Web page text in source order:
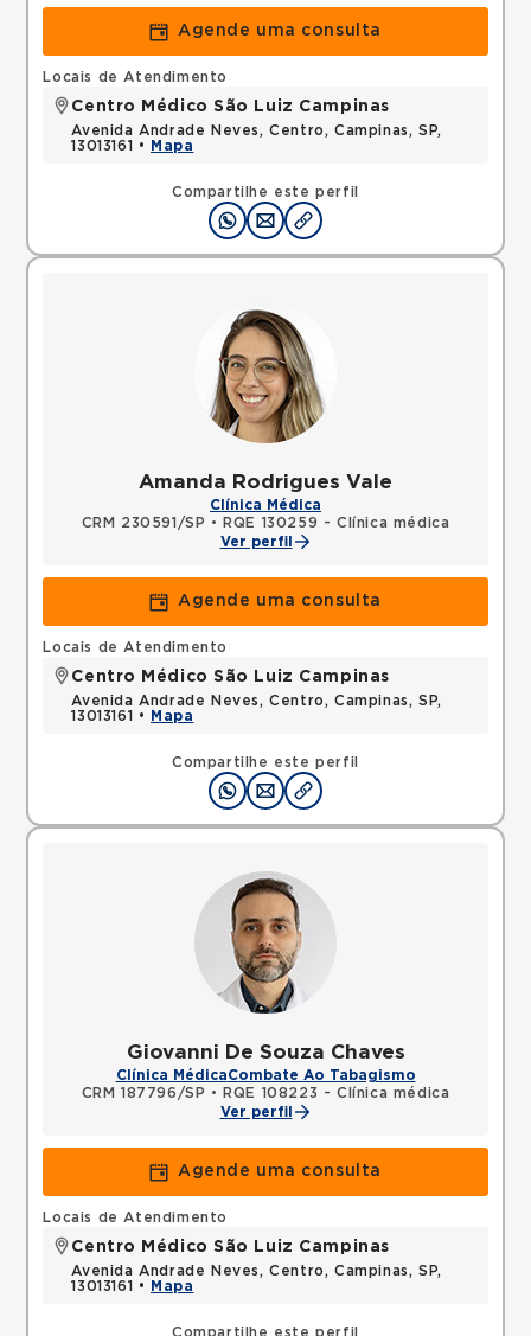
Agende uma consulta
Compartilhe este perfil
Locais de Atendimento
Centro Médico São Luiz Campinas
Avenida Andrade Neves, Centro, Campinas, SP,
13013161 •
Mapa
Amanda Rodrigues Vale
Clínica Médica
CRM 230591/SP •
RQE 130259 - Clínica médica
Ver perfil
Agende uma consulta
Compartilhe este perfil
Locais de Atendimento
Centro Médico São Luiz Campinas
Avenida Andrade Neves, Centro, Campinas, SP,
13013161 •
Mapa
Giovanni De Souza Chaves
Clínica MédicaCombate Ao Tabagismo
CRM 187796/SP •
RQE 108223 - Clínica médica
Ver perfil
Agende uma consulta
Compartilhe este perfil
Locais de Atendimento
Centro Médico São Luiz Campinas
Avenida Andrade Neves, Centro, Campinas, SP,
13013161 •
Mapa